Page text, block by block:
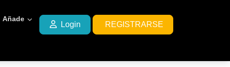
Añade
Login REGISTRARSE